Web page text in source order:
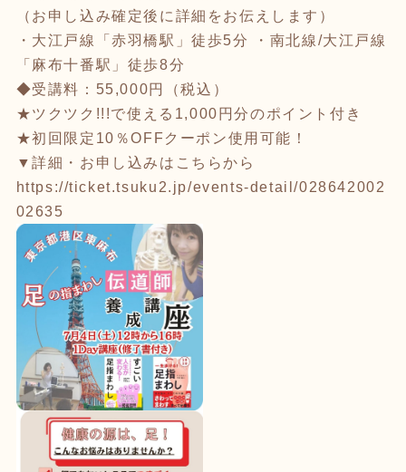
（お申し込み確定後に詳細をお伝えします）
・大江戸線「赤羽橋駅」徒歩5分 ・南北線/大江戸線
「麻布十番駅」徒歩8分
◆受講料：55,000円（税込）
★ツクツク!!!で使える1,000円分のポイント付き
★初回限定10％OFFクーポン使用可能！
▼詳細・お申し込みはこちらから
https://ticket.tsuku2.jp/events-detail/028642002
02635